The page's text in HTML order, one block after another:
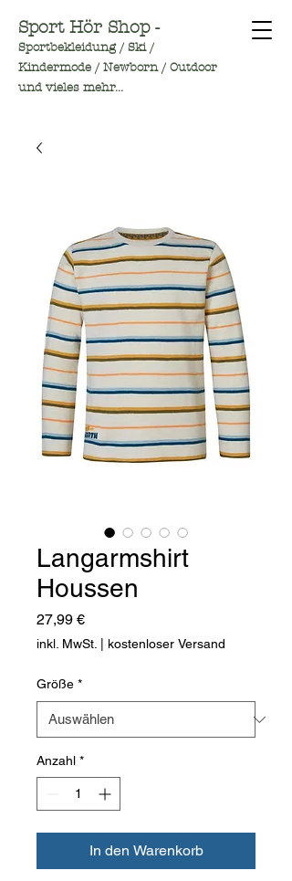
Sport Hör Shop -
Sportbekleidung / Ski /
Kindermode / Newborn / Outdoor
und vieles mehr...
Langarmshirt
Houssen
27,99 €Preis
inkl. MwSt. kostenloser Versand
Größe *
Anzahl *
In den Warenkorb